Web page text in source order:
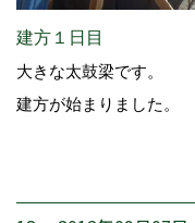
建方１日目
大きな太鼓梁です。
建方が始まりました。